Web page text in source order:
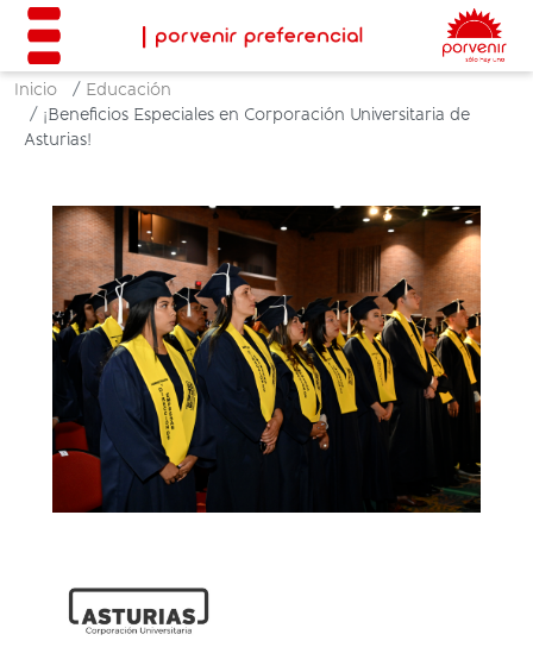
Inicio
Educación
¡Beneficios Especiales en Corporación Universitaria de
Asturias!